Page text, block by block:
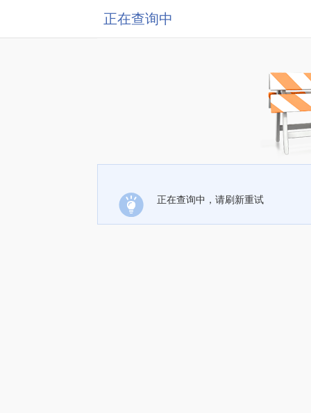
正在查询中
正在查询中，请刷新重试